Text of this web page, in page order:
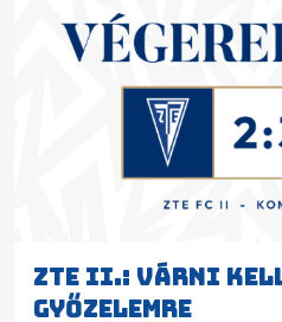
ZTE II.: VÁRNI
GYŐZELEMRE